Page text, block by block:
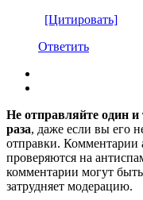
[Цитировать]
Ответить
Не отправляйте один и
раза, даже если вы его
отправки. Комментарии
проверяются на
комментарии могут
затрудняет модерацию.